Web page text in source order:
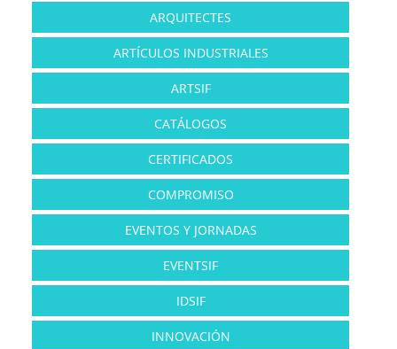
ARQUITECTES
ARTÍCULOS INDUSTRIALES
ARTSIF
CATÁLOGOS
CERTIFICADOS
COMPROMISO
EVENTOS Y JORNADAS
EVENTSIF
IDSIF
INNOVACIÓN